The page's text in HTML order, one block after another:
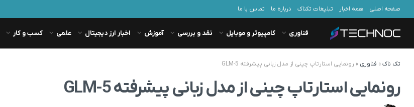
صفحه اصلی همه اخبار تبلیغات تکناک درباره ما تماس با ما
فناوری کامپیوتر و موبایل نقد و بررسی آموزش اخبار ارز دیجیتال علمی کسب و کار
تک ناک» فناوری » رونمایی استارتاپ چینی از مدل زبانی پیشرفته GLM-5
رونمایی استارتاپ چینی از مدل زبانی پیشرفته GLM-5